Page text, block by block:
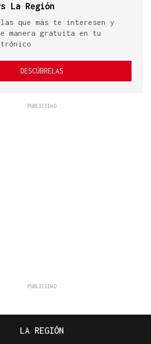
La Región
que más te interesen y
manera gratuita en tu
DESCÚBRELAS
LA REGIÓN